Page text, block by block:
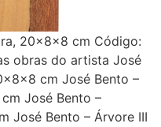
20x8x8 cm Código:
obras do artista José
cm José Bento –
José Bento –
José Bento – Árvore III